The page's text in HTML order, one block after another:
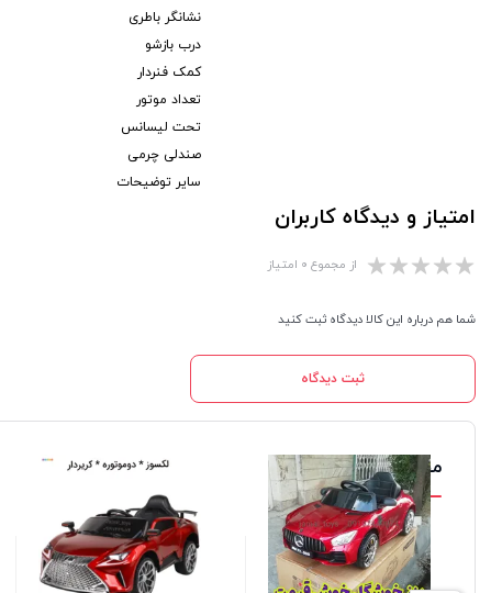
نشانگر باطری
درب بازشو
کمک فنردار
تعداد موتور
تحت لیسانس
صندلی چرمی
سایر توضیحات
امتیاز و دیدگاه کاربران
از مجموع ۰ امتیاز
شما هم درباره این کالا دیدگاه ثبت کنید
ثبت دیدگاه
محصولات مشابه